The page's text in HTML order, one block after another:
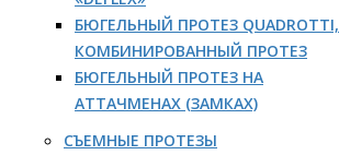
БЮГЕЛЬНЫЙ ПРОТЕЗ QUADROTTI,
КОМБИНИРОВАННЫЙ ПРОТЕЗ
БЮГЕЛЬНЫЙ ПРОТЕЗ НА
АТТАЧМЕНАХ (ЗАМКАХ)
СЪЕМНЫЕ ПРОТЕЗЫ